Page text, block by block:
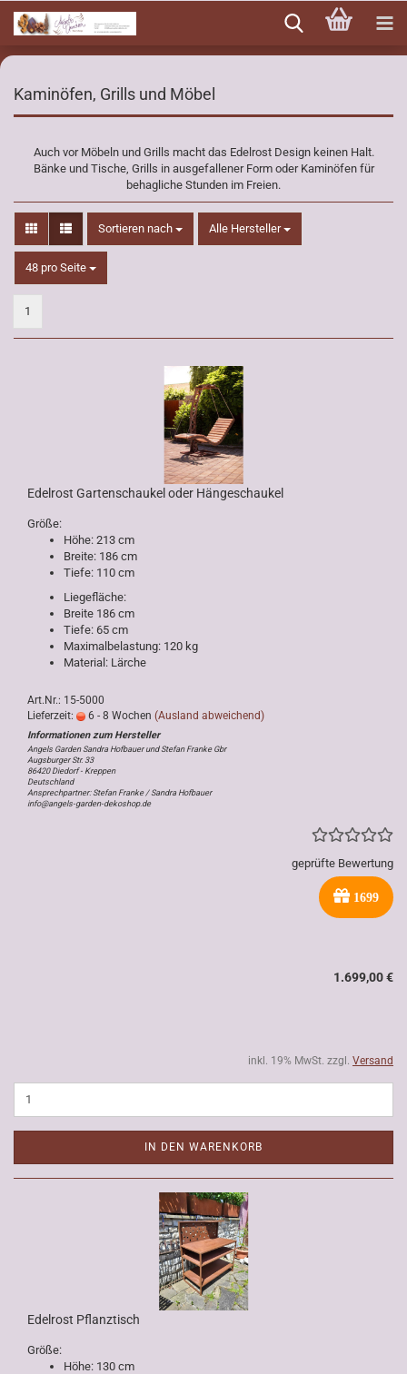
zum
Hauptinhalt
Kaminöfen, Grills und Möbel
Auch vor Möbeln und Grills macht das Edelrost Design keinen Halt.
Bänke und Tische, Grills in ausgefallener Form oder Kaminöfen für
behagliche Stunden im Freien.
Sortieren nach
Sortieren nach Alle Hersteller
48 pro Seite
pro Seite
1
Edelrost Gartenschaukel oder Hängeschaukel
Größe:
Höhe: 213 cm
Breite: 186 cm
Tiefe: 110 cm
Liegefläche:
Breite 186 cm
Tiefe: 65 cm
Maximalbelastung: 120 kg
Material: Lärche
Art.Nr.: 15-5000
Lieferzeit:
6 - 8 Wochen (Ausland abweichend)
Angels Garden Sandra Hofbauer und Stefan Franke Gbr
Augsburger Str. 33
86420 Diedorf - Kreppen
Deutschland
Ansprechpartner: Stefan Franke / Sandra Hofbauer
info@angels-garden-dekoshop.de
geprüfte Bewertung
1699
1.699,00 €
inkl. 19% MwSt. zzgl. Versand
IN DEN WARENKORB
Edelrost Pflanztisch
Größe:
Höhe: 130 cm